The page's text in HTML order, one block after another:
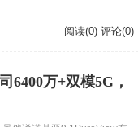
阅读(0) 评论(0)
6400万+双模5G，